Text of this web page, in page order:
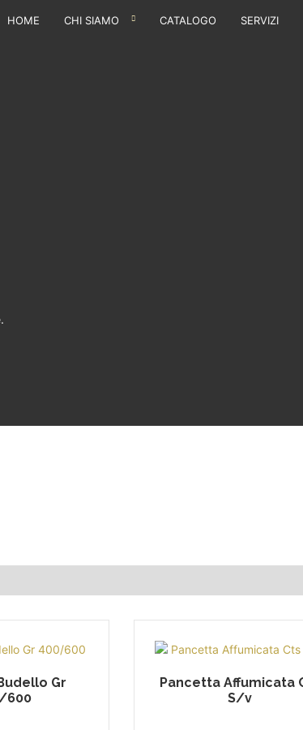
HOME CHI SIAMO CATALOGO SERVIZI
Gr
600
Pancetta Affumicata
S/v